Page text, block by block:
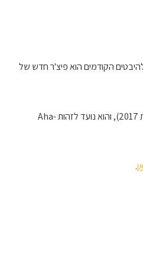
הקודמים הוא פיצ'ר חדש של
הפיצ'ר יצא ממש לאחרונה (תחילת 2017), והוא נועד לזהות Aha-
.